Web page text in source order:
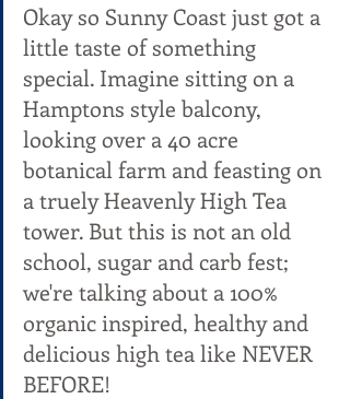
Okay so Sunny Coast just got a
little taste of something
special. Imagine sitting on a
Hamptons style balcony,
looking over a 40 acre
botanical farm and feasting on
a truely Heavenly High Tea
tower. But this is not an old
school, sugar and carb fest;
we're talking about a 100%
organic inspired, healthy and
delicious high tea like NEVER
BEFORE!